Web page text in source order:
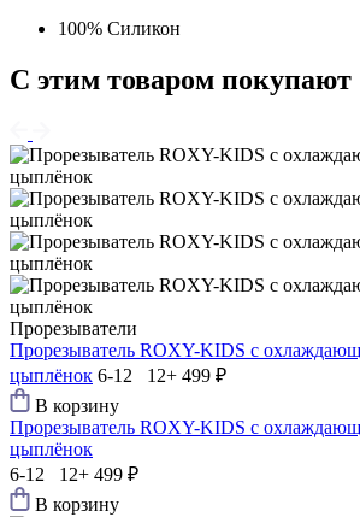
100% Силикон
С этим товаром покупают
Прорезыватели
Прорезыватель ROXY-KIDS с
цыплёнок 6-12 12+ 499 ₽
В корзину
Прорезыватель ROXY-KIDS с
цыплёнок
6-12 12+ 499 ₽
В корзину